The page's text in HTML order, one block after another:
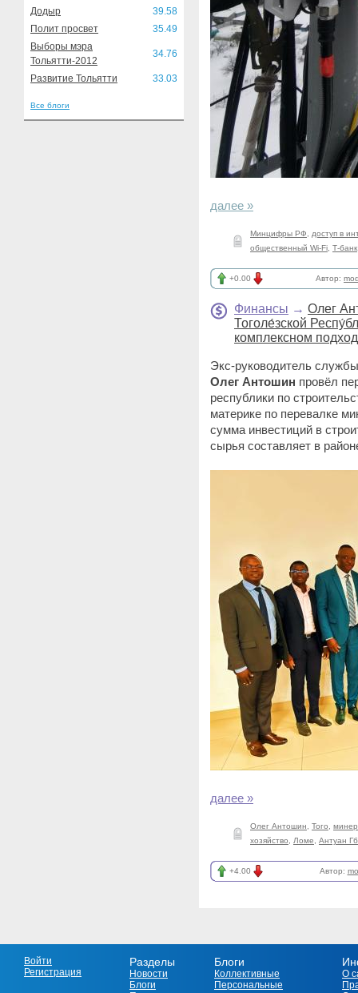
Додыр
39.58
Полит просвет
35.49
Выборы мэра
Тольятти-2012
34.76
Развитие Тольятти 33.03
Все блоги
далее »
Минцифры РФ
доступ в
общественный Wi-Fi Т-банк
+0.00 Автор:
Финансы → Олег
Тоголе́зской
комплексном
Экс-руководитель
Олег Антошин провёл
республики по
материке по перевалке
сумма инвестиций в
сырья составляет в
далее »
Олег Антошин Того
хозяйство
Ломе Антуан
+4.00 Автор:
Войти
Регистрация
Разделы
Новости
Блоги
Блоги
Коллективные
Персональные
О